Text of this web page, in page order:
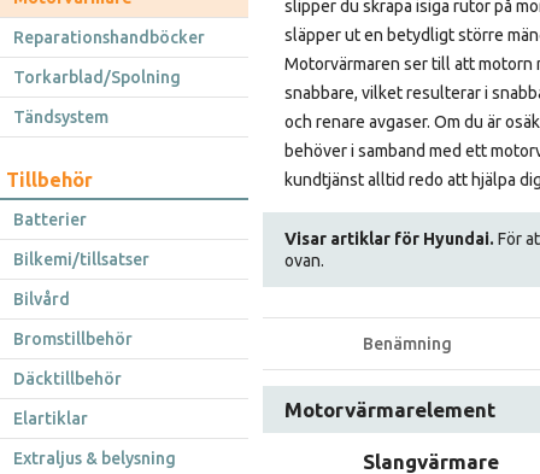
Reparationshandböcker
Torkarblad/Spolning
Tändsystem
Tillbehör
Batterier
Bilkemi/tillsatser
Bilvård
Bromstillbehör
Däcktillbehör
Elartiklar
Extraljus & belysning
slipper du skrapa isiga rutor på
släpper ut en betydligt större
Motorvärmaren ser till att motorn
snabbare, vilket resulterar i
och renare avgaser. Om du är
behöver i samband med ett
kundtjänst alltid redo att hjälpa
Visar artiklar för Hyundai. För
ovan.
Benämning
Motorvärmarelement
Slangvärmare